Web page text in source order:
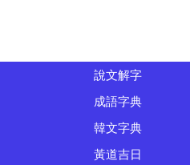
說文解字
成語字典
韓文字典
黃道吉日